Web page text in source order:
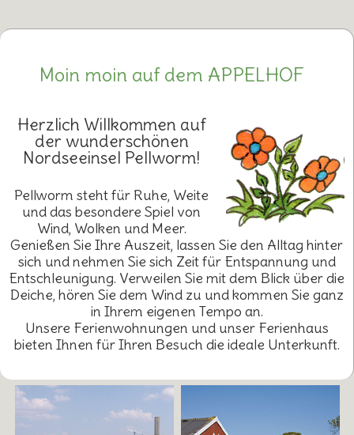
Moin moin auf dem APPELHOF
Herzlich Willkommen auf
der wunderschönen
Nordseeinsel Pellworm!
Pellworm steht für Ruhe, Weite
und das besondere Spiel von
Wind, Wolken und Meer.
Genießen Sie Ihre Auszeit, lassen Sie den Alltag hinter
sich und nehmen Sie sich Zeit für Entspannung und
Entschleunigung. Verweilen Sie mit dem Blick über die
Deiche, hören Sie dem Wind zu und kommen Sie ganz
in Ihrem eigenen Tempo an.
Unsere Ferienwohnungen und unser Ferienhaus
bieten Ihnen für Ihren Besuch die ideale Unterkunft.